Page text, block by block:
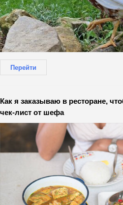
Перейти
Как я заказываю в ресторане,
чек-лист от шефа